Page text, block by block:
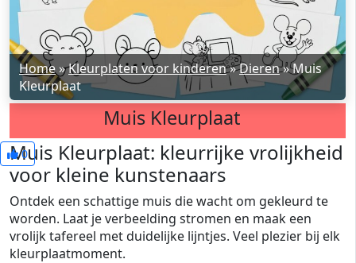
Home »Kleurplaten voor kinderen»Dieren»Muis
Kleurplaat
Muis Kleurplaat
0
Muis Kleurplaat: kleurrijke vrolijkheid
voor kleine kunstenaars
Ontdek een schattige muis die wacht om gekleurd te
worden. Laat je verbeelding stromen en maak een
vrolijk tafereel met duidelijke lijntjes. Veel plezier bij elk
kleurplaatmoment.